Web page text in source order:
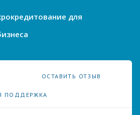
для
ОСТАВИТЬ ОТЗЫВ
ПОДДЕРЖКА